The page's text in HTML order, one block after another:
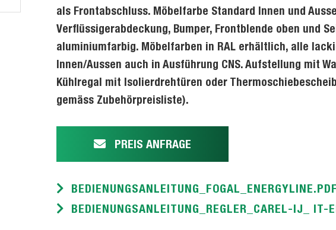
als Frontabschluss. Möbelfarbe Standard Innen und
Verflüssigerabdeckung, Bumper, Frontblende oben und
aluminiumfarbig. Möbelfarben in RAL erhältlich, alle
Innen/Aussen auch in Ausführung CNS. Aufstellung mit
Kühlregal mit Isolierdrehtüren oder
gemäss Zubehörpreisliste).
PREIS ANFRAGE
BEDIENUNGSANLEITUNG_FOGAL_ENERGYLINE.PDF
BEDIENUNGSANLEITUNG_REGLER_CAREL-IJ_ IT-